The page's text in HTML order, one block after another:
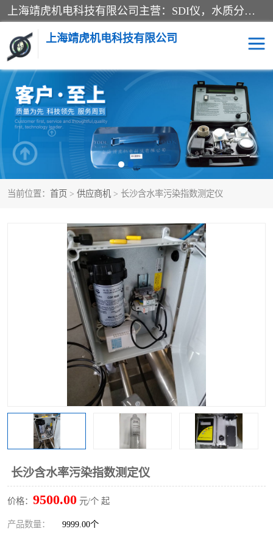
上海靖虎机电科技有限公司主营：SDI仪，水质分析仪，水质检测仪产品；上海靖虎机电科技有限公司在专业制造和研发等方面的强大的平台优势，利用自身在自动化仪表、自控系统及环保监测仪器的专长，以优良的技术，优越的产品质量和良好的服务质量与广大客户真诚合作。
上海靖虎机电科技有限公司
当前位置： 首页 > 供应商机 > 长沙含水率污染指数测定仪
长沙含水率污染指数测定仪
价格： 9500.00 元/个 起
产品数量： 9999.00个
SDI仪 过滤膜过滤纸
PH电导测试笔 水质分析仪
水质检测仪 电导测试笔
PH电导测试仪